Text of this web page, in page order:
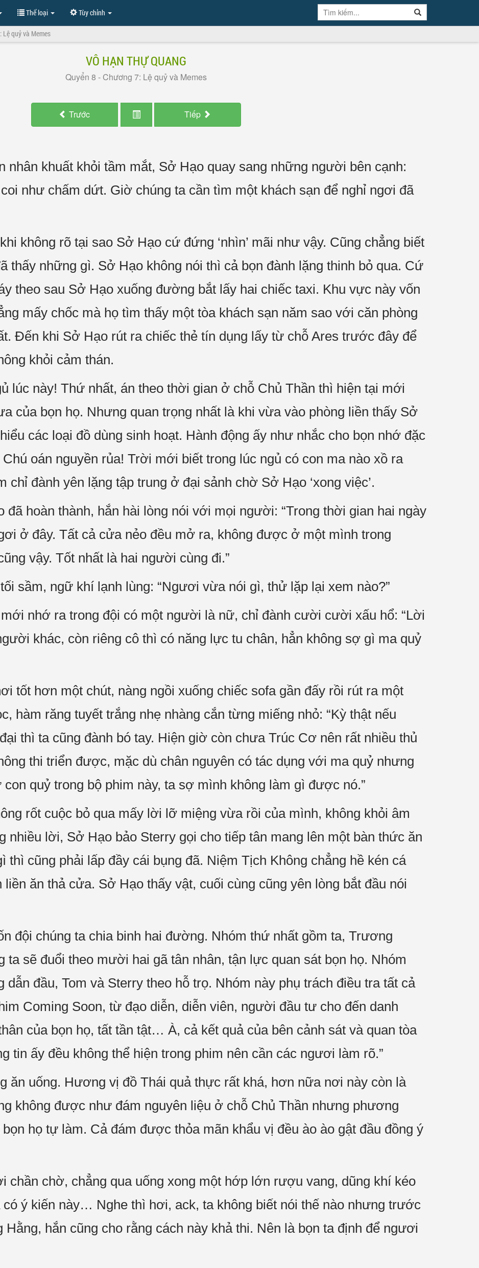
Thể loại Tùy chỉnh
Lệ quỷ và Memes
VÔ HẠN THỰ QUANG
Quyển 8 - Chương 7: Lệ quỷ và Memes
Trước Tiếp
khuất khỏi tầm mắt, Sở Hạo quay sang những người bên cạnh:
như chấm dứt. Giờ chúng ta cần tìm một khách sạn để nghỉ ngơi đã
không rõ tại sao Sở Hạo cứ đứng ‘nhìn’ mãi như vậy. Cũng chẳng biết
thấy những gì. Sở Hạo không nói thì cả bọn đành lặng thinh bỏ qua. Cứ
theo sau Sở Hạo xuống đường bắt lấy hai chiếc taxi. Khu vực này vốn
mấy chốc mà họ tìm thấy một tòa khách sạn năm sao với căn phòng
Đến khi Sở Hạo rút ra chiếc thẻ tín dụng lấy từ chỗ Ares trước đây để
khỏi cảm thán.
lúc này! Thứ nhất, án theo thời gian ở chỗ Chủ Thần thì hiện tại mới
của bọn họ. Nhưng quan trọng nhất là khi vừa vào phòng liền thấy Sở
các loại đồ dùng sinh hoạt. Hành động ấy như nhắc cho bọn nhớ đặc
oán nguyền rủa! Trời mới biết trong lúc ngủ có con ma nào xồ ra
chỉ đành yên lặng tập trung ở đại sảnh chờ Sở Hạo ‘xong việc’.
đã hoàn thành, hắn hài lòng nói với mọi người: “Trong thời gian hai ngày
ở đây. Tất cả cửa nẻo đều mở ra, không được ở một mình trong
vậy. Tốt nhất là hai người cùng đi.”
sầm, ngữ khí lạnh lùng: “Ngươi vừa nói gì, thử lặp lại xem nào?”
nhớ ra trong đội có một người là nữ, chỉ đành cười cười xấu hổ: “Lời
khác, còn riêng cô thì có năng lực tu chân, hẳn không sợ gì ma quỷ
tốt hơn một chút, nàng ngồi xuống chiếc sofa gần đấy rồi rút ra một
hàm răng tuyết trắng nhẹ nhàng cắn từng miếng nhỏ: “Kỳ thật nếu
thì ta cũng đành bó tay. Hiện giờ còn chưa Trúc Cơ nên rất nhiều thủ
thi triển được, mặc dù chân nguyên có tác dụng với ma quỷ nhưng
quỷ trong bộ phim này, ta sợ mình không làm gì được nó.”
rốt cuộc bỏ qua mấy lời lỡ miệng vừa rồi của mình, không khỏi âm
nhiều lời, Sở Hạo bảo Sterry gọi cho tiếp tân mang lên một bàn thức ăn
thì cũng phải lấp đầy cái bụng đã. Niệm Tịch Không chẳng hề kén cá
ăn thả cửa. Sở Hạo thấy vật, cuối cùng cũng yên lòng bắt đầu nói
đội chúng ta chia binh hai đường. Nhóm thứ nhất gồm ta, Trương
ta sẽ đuổi theo mười hai gã tân nhân, tận lực quan sát bọn họ. Nhóm
dẫn đầu, Tom và Sterry theo hỗ trọ. Nhóm này phụ trách điều tra tất cả
Coming Soon, từ đạo diễn, diễn viên, người đầu tư cho đến danh
của bọn họ, tất tần tật… À, cả kết quả của bên cảnh sát và quan tòa
tin ấy đều không thể hiện trong phim nên cần các ngươi làm rõ.”
ăn uống. Hương vị đồ Thái quả thực rất khá, hơn nữa nơi này còn là
không được như đám nguyên liệu ở chỗ Chủ Thần nhưng phương
họ tự làm. Cả đám được thỏa mãn khẩu vị đều ào ào gật đầu đồng ý
chần chờ, chẳng qua uống xong một hớp lớn rượu vang, dũng khí kéo
ý kiến này… Nghe thì hơi, ack, ta không biết nói thế nào nhưng trước
hắn cũng cho rằng cách này khả thi. Nên là bọn ta định để ngươi